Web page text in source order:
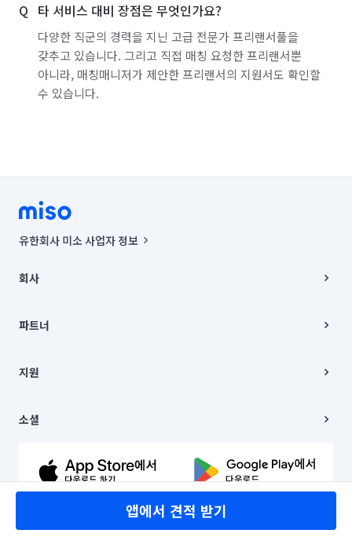
타 서비스 대비 장점은 무엇인가요?
다양한 직군의 경력을 지닌 고급 전문가 프리랜서풀을
갖추고 있습니다. 그리고 직접 매칭 요청한 프리랜서뿐
아니라, 매칭매니저가 제안한 프리랜서의 지원서도 확인할
수 있습니다.
앱에서 견적 받기
유한회사 미소 사업자 정보
00019 |
주소 | 본사: 서울특별시 종로구 율곡로 6(중학동, 트윈트리빌딩) B동 5층
컨택센터 : 서울특별시 종로구 수송동 율곡로 24, 7층, 8층 미소
상품, 상품정보, 거래에 관한 의무와 책임은 거래당사자에게 있습니다.
언론 보도 관련 문의:
© 유한회사 미소. Miso, Inc. All Rights Reserved.
회사
채용
파트너
이사
지원
이용약관
문의하기
소셜
유튜브